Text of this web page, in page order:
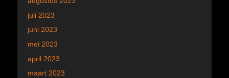
juli 2023
juni 2023
mei 2023
april 2023
maart 2023